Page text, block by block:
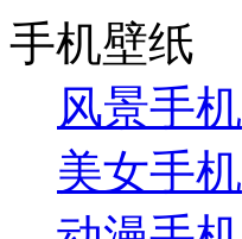
手机壁纸
风景手机
美女手机